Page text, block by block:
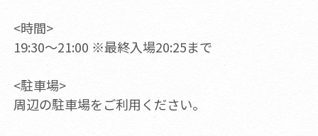
<時間>
19:30～21:00 ※最終入場20:25まで
<駐車場>
周辺の駐車場をご利用ください。